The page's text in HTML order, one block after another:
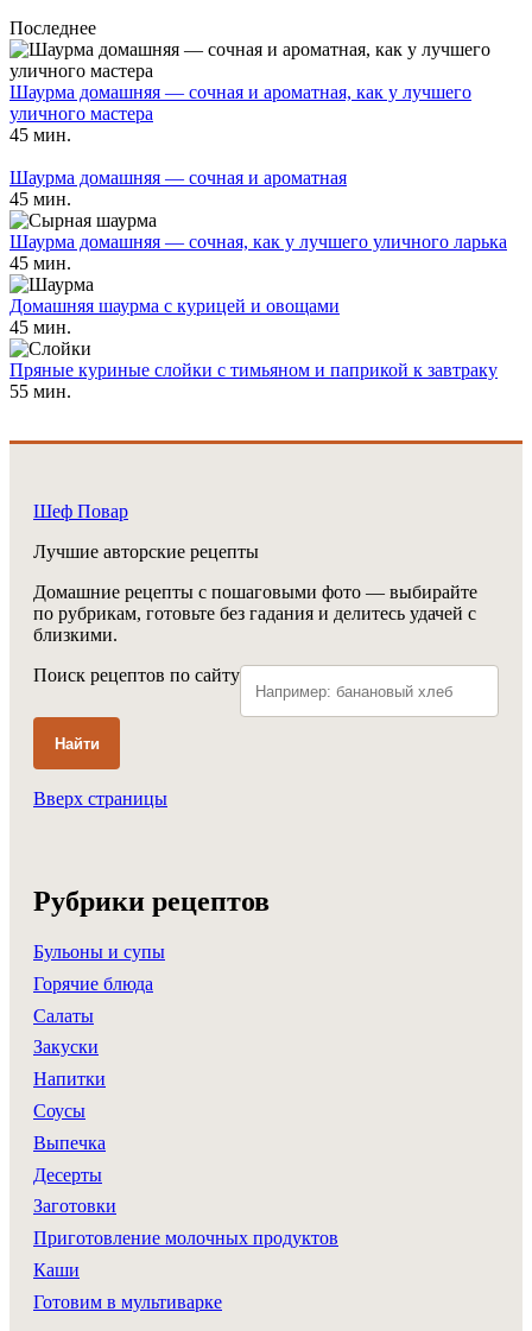
Последнее
Шаурма домашняя — сочная и ароматная, как у лучшего
уличного мастера
45 мин.
Шаурма домашняя — сочная и ароматная
45 мин.
Шаурма домашняя — сочная, как у лучшего уличного ларька
45 мин.
Домашняя шаурма с курицей и овощами
45 мин.
Пряные куриные слойки с тимьяном и паприкой к завтраку
55 мин.
Шеф Повар
Лучшие авторские рецепты
Домашние рецепты с пошаговыми фото — выбирайте
по рубрикам, готовьте без гадания и делитесь удачей с
близкими.
Поиск рецептов по сайту
Найти
Вверх страницы
Рубрики рецептов
Бульоны и супы
Горячие блюда
Салаты
Закуски
Напитки
Соусы
Выпечка
Десерты
Заготовки
Приготовление молочных продуктов
Каши
Готовим в мультиварке